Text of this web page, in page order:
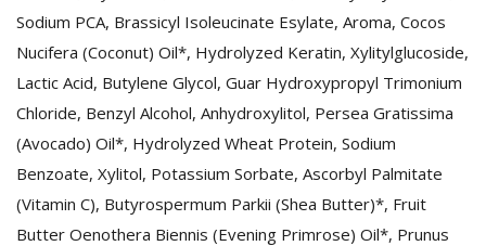
Sodium PCA, Brassicyl Isoleucinate Esylate, Aroma, Cocos
Nucifera (Coconut) Oil*, Hydrolyzed Keratin, Xylitylglucoside,
Lactic Acid, Butylene Glycol, Guar Hydroxypropyl Trimonium
Chloride, Benzyl Alcohol, Anhydroxylitol, Persea Gratissima
(Avocado) Oil*, Hydrolyzed Wheat Protein, Sodium
Benzoate, Xylitol, Potassium Sorbate, Ascorbyl Palmitate
(Vitamin C), Butyrospermum Parkii (Shea Butter)*, Fruit
Butter Oenothera Biennis (Evening Primrose) Oil*, Prunus